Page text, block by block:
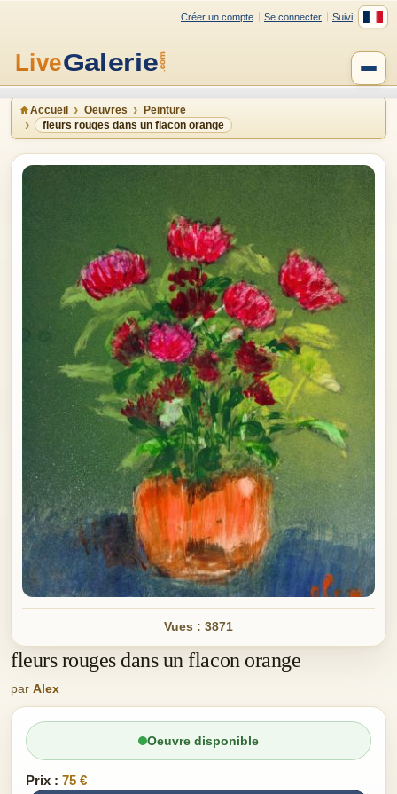
Créer un compte Se connecter Suivi
Accueil Oeuvres
Peinture
fleurs rouges dans un flacon orange
Vues : 3871
fleurs rouges dans un flacon orange
par Alex
Oeuvre disponible
Prix : 75 €